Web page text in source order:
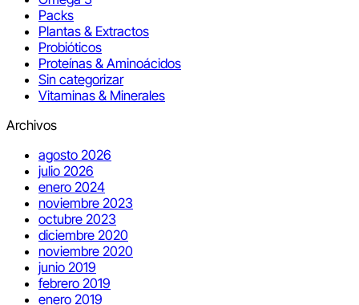
Packs
Plantas & Extractos
Probióticos
Proteínas & Aminoácidos
Sin categorizar
Vitaminas & Minerales
Archivos
agosto 2026
julio 2026
enero 2024
noviembre 2023
octubre 2023
diciembre 2020
noviembre 2020
junio 2019
febrero 2019
enero 2019